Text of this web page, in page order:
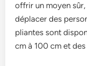
offrir un moyen
déplacer des
pliantes sont
cm à 100 cm et